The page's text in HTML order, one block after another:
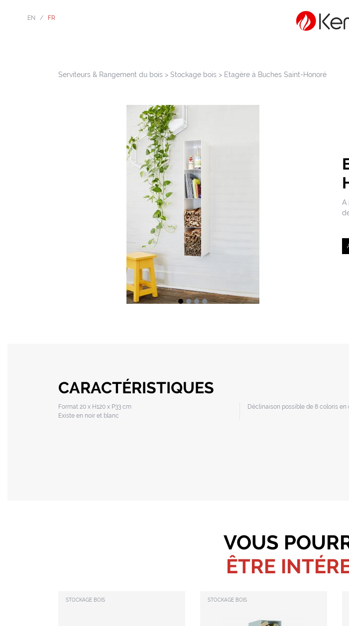
EN / FR
Serviteurs & Rangement du bois > Stockage bois > Etagère à Buches Saint-Honoré
A
CARACTÉRISTIQUES
Format 20 x H120 x P33 cm
Existe en noir et blanc
Déclinaison possible de 8 coloris en
VOUS
ÊTRE
STOCKAGE BOIS STOCKAGE BOIS